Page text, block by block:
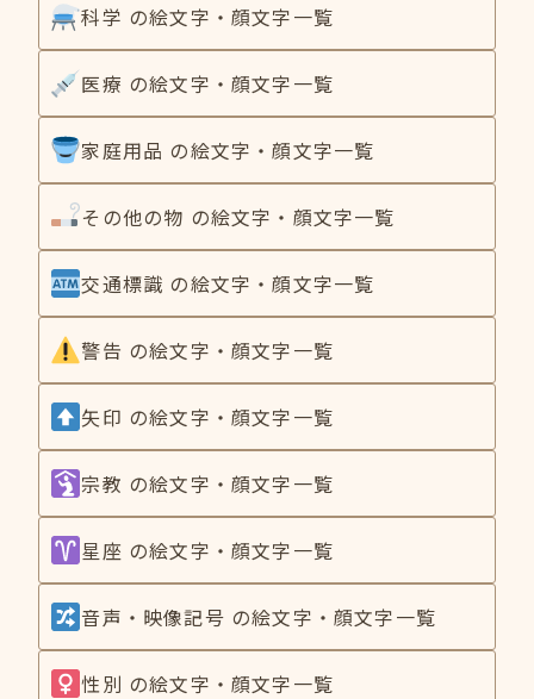
科学 の絵文字・顔文字一覧
医療 の絵文字・顔文字一覧
家庭用品 の絵文字・顔文字一覧
その他の物 の絵文字・顔文字一覧
交通標識 の絵文字・顔文字一覧
警告 の絵文字・顔文字一覧
矢印 の絵文字・顔文字一覧
宗教 の絵文字・顔文字一覧
星座 の絵文字・顔文字一覧
音声・映像記号 の絵文字・顔文字一覧
性別 の絵文字・顔文字一覧